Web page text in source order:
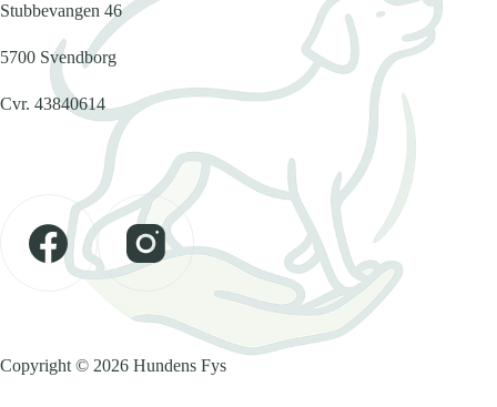
Stubbevangen 46
5700 Svendborg
Cvr. 43840614
Copyright © 2026 Hundens Fys